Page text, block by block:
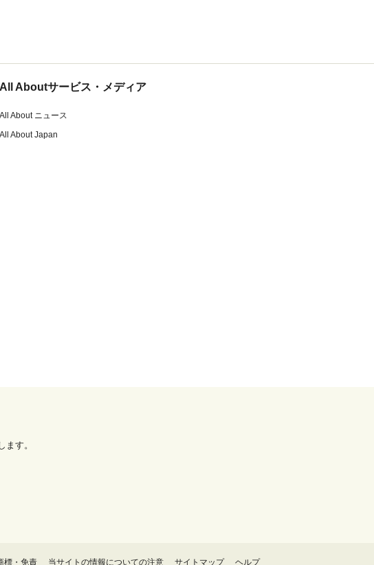
All Aboutサービス・メディア
All About ニュース
All About Japan
す。
標・免責 当サイトの情報についての注意 サイトマップ ヘルプ